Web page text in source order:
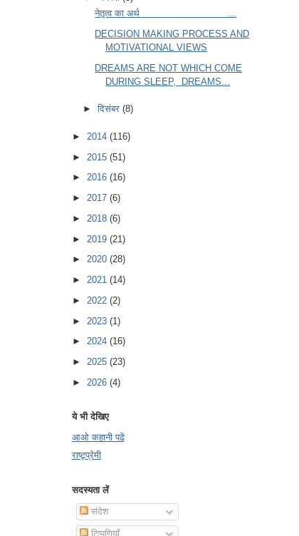
नेतृत्व का अर्थ ...
DECISION MAKING PROCESS AND
MOTIVATIONAL VIEWS
DREAMS ARE NOT WHICH COME
DURING SLEEP, DREAMS...
►दिसंबर(8)
► 2014 (116)
► 2015 (51)
► 2016 (16)
► 2017 (6)
► 2018 (6)
► 2019 (21)
► 2020 (28)
► 2021 (14)
► 2022 (2)
► 2023 (1)
► 2024 (16)
► 2025 (23)
► 2026 (4)
ये भी देखिए
आओ कहानी पढें
राष्ट्र्प्रेमी
सदस्यता लें
संदेश
टिप्पणियाँ